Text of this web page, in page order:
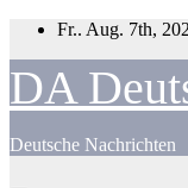
Zum
springen
Fr.. Aug. 7th,
DA
Deutsche Nachrichten